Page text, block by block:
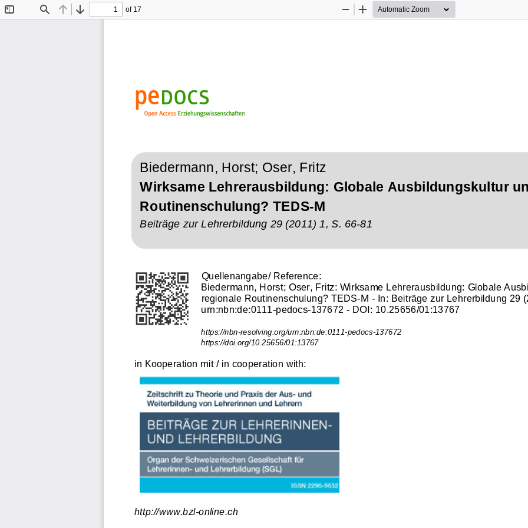
Find Previous
Next
of 17
Zoom
Zoom
Biedermann, Horst; Oser, Fritz
Wirksame Lehrerausbildung: Globale Ausbildungskultur
Routinenschulung? TEDS-M
Beiträge zur Lehrerbildung 29 (2011) 1, S. 66-81
Quellenangabe/ Reference:
Biedermann, Horst; Oser, Fritz: Wirksame Lehrerausbildung: Globale
regionale Routinenschulung? TEDS-M - In: Beiträge zur Lehrerbildung 29
urn:nbn:de:0111-pedocs-137672 - DOI: 10.25656/01:13767
https://nbn-resolving.org/urn:nbn:de:0111-pedocs-137672
https://doi.org/10.25656/01:13767
in Kooperation mit / in cooperation with:
http://www.bzl-online.ch